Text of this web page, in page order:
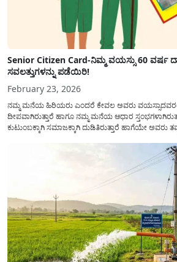
Senior Citizen Card-ನಿಮ್ಮ ವಯಸ್ಸು 60 ವರ್ಷ
ಸವಲತ್ತುಗಳನ್ನು ಪಡೆಯಿರಿ!
February 23, 2026
ನಮ್ಮ ಮನೆಯ ಹಿರಿಯರು ಎಂದರೆ ಕೇವಲ ಅವರು
ದೀಪವಾಗಿರುತ್ತಾರೆ ಹಾಗೂ ನಮ್ಮ ಮನೆಯ ಆಧಾರ
ಕುಟುಂಬಕ್ಕಾಗಿ ಸಮಾಜಕ್ಕಾಗಿ ದುಡಿತಿರುತ್ತಾರೆ ಹಾಗೆಯೇ ಅವರು
ಜೀವನವನ್ನು ನೆಮ್ಮದಿಯಿಂದ ಕಳೆಯಬೇಕೆಂಬುದು ಪ್ರತಿಯೊಬ್ಬರ